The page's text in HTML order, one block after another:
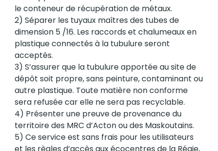
le conteneur de récupération de métaux.
2) Séparer les tuyaux maîtres des tubes de
dimension 5 /16. Les raccords et chalumeaux en
plastique connectés à la tubulure seront
acceptés.
3) S’assurer que la tubulure apportée au site de
dépôt soit propre, sans peinture, contaminant ou
autre plastique. Toute matière non conforme
sera refusée car elle ne sera pas recyclable.
4) Présenter une preuve de provenance du
territoire des MRC d’Acton ou des Maskoutains.
5) Ce service est sans frais pour les utilisateurs